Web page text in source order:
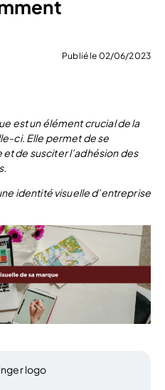
Publié le 02/06/2023
est un élément crucial de la
ci. Elle permet de se
de susciter l’adhésion des
identité visuelle d’entreprise